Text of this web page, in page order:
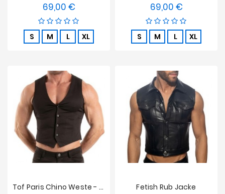
69,00 €Preis
S M L XL
69,00 €Preis
S M L XL
Tof Paris Chino Weste - Schwarz Fetish Rub Jacke